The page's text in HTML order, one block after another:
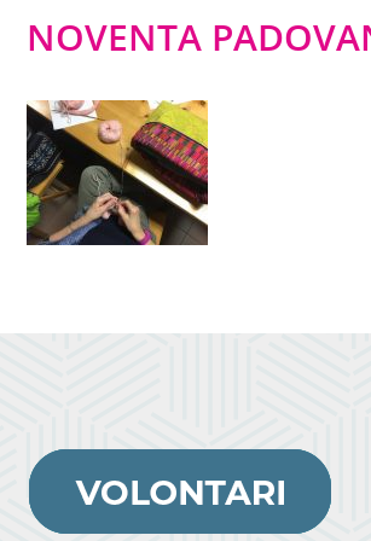
NOVENTA